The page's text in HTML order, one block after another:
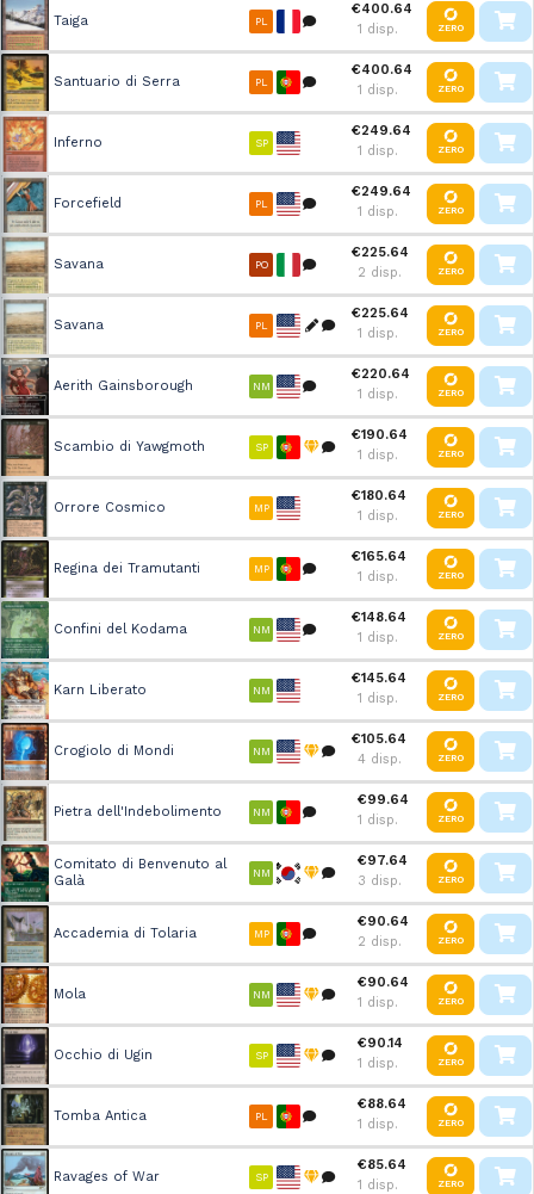
Taiga PL
€400.64
1 disp.
ZERO
Santuario di Serra PL
€400.64
1 disp.
ZERO
Inferno SP
€249.64
1 disp.
ZERO
Forcefield PL
€249.64
1 disp.
ZERO
Savana PO
€225.64
2 disp.
ZERO
Savana PL
€225.64
1 disp.
ZERO
Aerith Gainsborough NM
€220.64
1 disp.
ZERO
Scambio di Yawgmoth SP
€190.64
1 disp.
ZERO
Orrore Cosmico MP
€180.64
1 disp.
ZERO
Regina dei Tramutanti MP
€165.64
1 disp.
ZERO
Confini del Kodama NM
€148.64
1 disp.
ZERO
Karn Liberato NM
€145.64
1 disp.
ZERO
Crogiolo di Mondi NM
€105.64
4 disp.
ZERO
Pietra dell'Indebolimento NM
€99.64
1 disp.
ZERO
Comitato di Benvenuto al
Galà
NM
€97.64
3 disp.
ZERO
Accademia di Tolaria MP
€90.64
2 disp.
ZERO
Mola NM
€90.64
1 disp.
ZERO
Occhio di Ugin SP
€90.14
1 disp.
ZERO
Tomba Antica PL
€88.64
1 disp.
ZERO
Ravages of War SP
€85.64
1 disp.
ZERO